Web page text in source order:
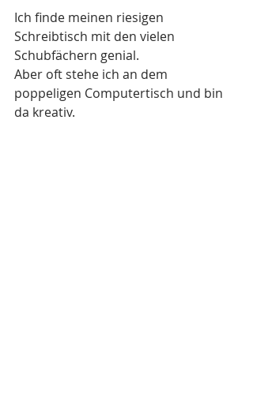
Ich finde meinen riesigen
Schreibtisch mit den vielen
Schubfächern genial.
Aber oft stehe ich an dem
poppeligen Computertisch und bin
da kreativ.